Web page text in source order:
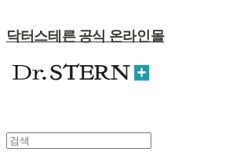
닥터스테른 공식 온라인몰